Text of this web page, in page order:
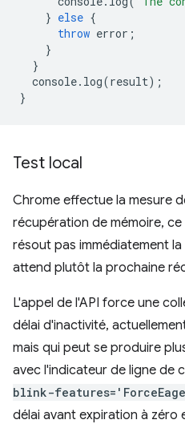
} else {
throw error ;
}
}
console. log(result);
}
Test local
Chrome effectue la mesure
récupération de mémoire, ce
résout pas immédiatement
attend plutôt la prochaine
L'appel de l'API force une
délai d'inactivité,
mais qui peut se produire
avec l'indicateur de ligne de
blink-
délai avant expiration à zéro